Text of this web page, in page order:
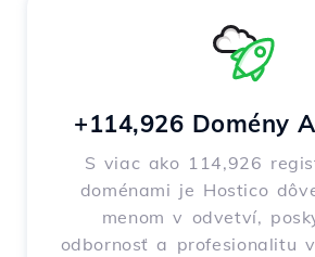
+114,926 Domény
S viac ako 114,926
doménami je Hostico
menom v odvetví,
odbornosť a profesionalitu